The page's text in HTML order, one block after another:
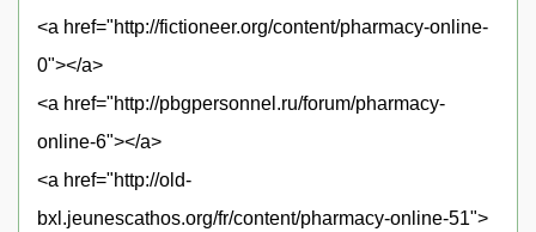
<a href="http://fictioneer.org/content/pharmacy-online-
0"></a>
<a href="http://pbgpersonnel.ru/forum/pharmacy-
online-6"></a>
<a href="http://old-
bxl.jeunescathos.org/fr/content/pharmacy-online-51">